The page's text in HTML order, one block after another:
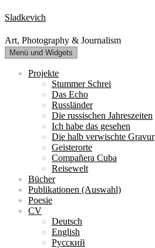
Zum
Inhalt
springen
Sladkevich
Art, Photography & Journalism
Menü und Widgets
Projekte
Stummer Schrei
Das Echo
Russländer
Die russischen Jahreszeiten
Ich habe das gesehen
Die halb verwischte Gravur
Geisterorte
Compañera Cuba
Reisewelt
Bücher
Publikationen (Auswahl)
Poesie
CV
Deutsch
English
Русский